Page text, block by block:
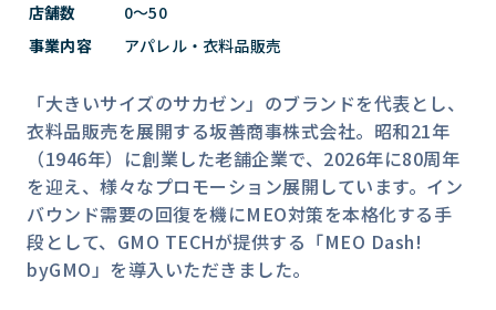
店舗数
0〜50
事業内容
アパレル・衣料品販売
「大きいサイズのサカゼン」のブランドを代表とし、
衣料品販売を展開する坂善商事株式会社。昭和21年
（1946年）に創業した老舗企業で、2026年に80周年
を迎え、様々なプロモーション展開しています。イン
バウンド需要の回復を機にMEO対策を本格化する手
段として、GMO TECHが提供する「MEO Dash!